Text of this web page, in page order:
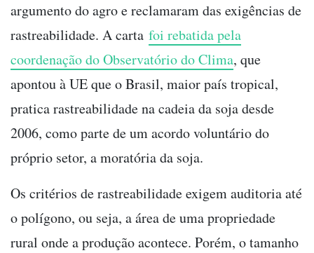
argumento do agro e reclamaram das exigências de
rastreabilidade. A carta foi rebatida pela
coordenação do Observatório do Clima, que
apontou à UE que o Brasil, maior país tropical,
pratica rastreabilidade na cadeia da soja desde
2006, como parte de um acordo voluntário do
próprio setor, a moratória da soja.
Os critérios de rastreabilidade exigem auditoria até
o polígono, ou seja, a área de uma propriedade
rural onde a produção acontece. Porém, o tamanho